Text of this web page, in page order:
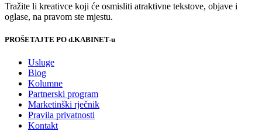
Tražite li kreativce koji će osmisliti atraktivne tekstove, objave i
oglase, na pravom ste mjestu.
PROŠETAJTE PO d.KABINET-u
Usluge
Blog
Kolumne
Partnerski program
Marketinški rječnik
Pravila privatnosti
Kontakt